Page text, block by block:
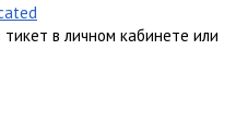
в личном кабинете или